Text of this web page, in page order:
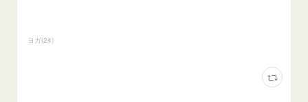
ヨガ(24)